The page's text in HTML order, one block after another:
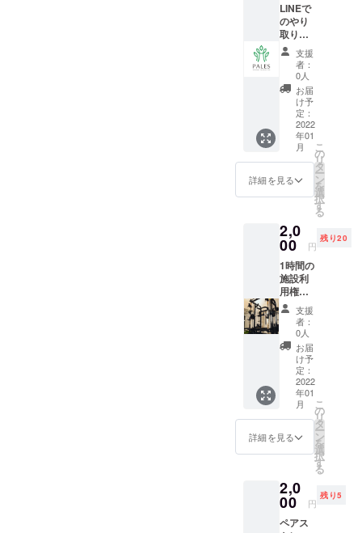
LINEで
のやり
取りで
1ヶ月間
食事の
栄養指
導をさ
せてい
ただき
ます！
食事の
写真を
送って
いただ
き、そ
ちらに
のアド
バイス
をさせ
ていた
だきま
す！ お
届け予
日:2022
年1月4
日〜
2022年
2月4日
支援
者：
0人
お届
け予
定：
2022
年01
月
詳細を見る
こ
の
リ
タ
ー
ン
を
選
択
す
る
2,0
00 円
残り20
1時間の
施設利
用権に
なりま
す！ ご
予定が
合うと
ころで
当施設
をご利
用いた
だけま
す！ ※
先にご
予約が
入って
は他の
日時を
選択し
ていた
支援
者：
0人
お届
け予
定：
2022
年01
月
詳細を見る
こ
の
リ
タ
ー
ン
を
選
択
す
る
2,0
00 円
残り5
ペアス